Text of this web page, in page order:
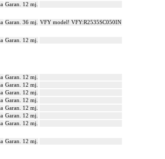
Garan. 12 mj.
Garan. 36 mj.
VFY model! VFY:R2535SC050IN
Garan. 12 mj.
Garan. 12 mj.
Garan. 12 mj.
Garan. 12 mj.
Garan. 12 mj.
Garan. 12 mj.
Garan. 12 mj.
Garan. 12 mj.
Garan. 12 mj.